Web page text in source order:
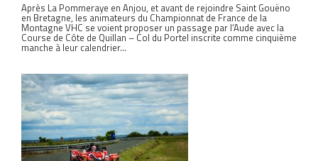
Après La Pommeraye en Anjou, et avant de rejoindre Saint Gouëno
en Bretagne, les animateurs du Championnat de France de la
Montagne VHC se voient proposer un passage par l’Aude avec la
Course de Côte de Quillan – Col du Portel inscrite comme cinquième
manche à leur calendrier...